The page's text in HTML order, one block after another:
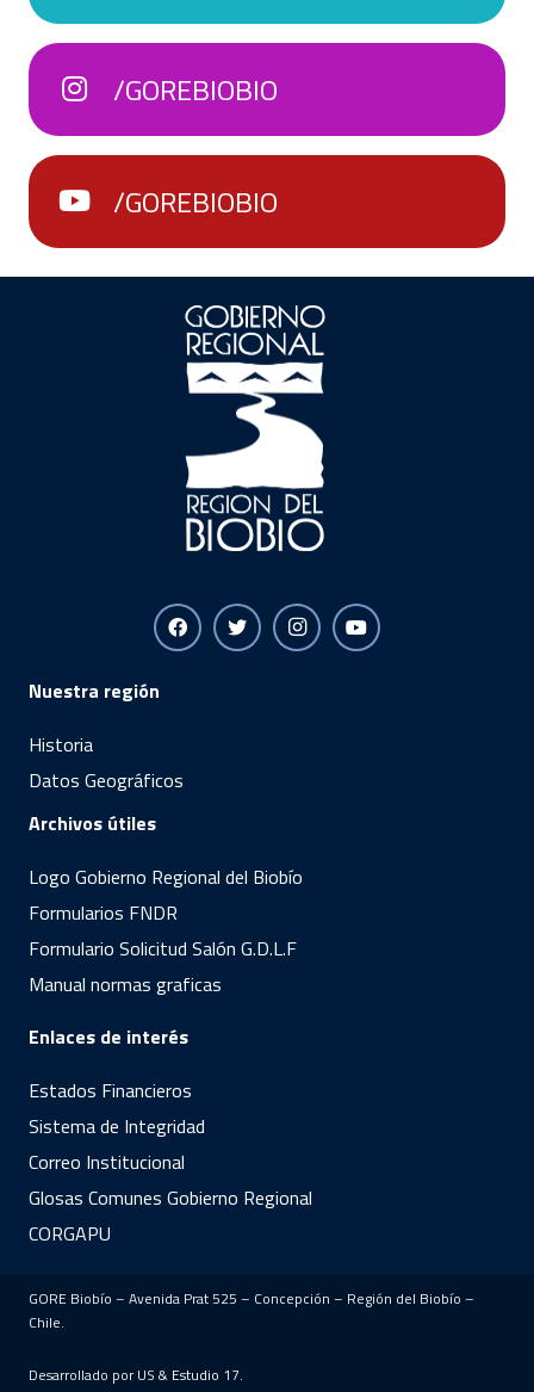
/GOREBIOBIO
/GOREBIOBIO
Nuestra región
Historia
Datos Geográficos
Archivos útiles
Logo Gobierno Regional del Biobío
Formularios FNDR
Formulario Solicitud Salón G.D.L.F
Manual normas graficas
Enlaces de interés
Estados Financieros
Sistema de Integridad
Correo Institucional
Glosas Comunes Gobierno Regional
CORGAPU
GORE Biobío – Avenida Prat 525 – Concepción – Región del Biobío –
Chile.
Desarrollado por US & Estudio 17.